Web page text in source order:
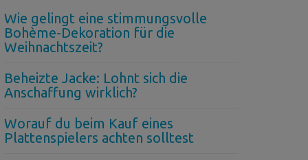
Wie gelingt eine stimmungsvolle
Bohème-Dekoration für die
Weihnachtszeit?
Beheizte Jacke: Lohnt sich die
Anschaffung wirklich?
Worauf du beim Kauf eines
Plattenspielers achten solltest